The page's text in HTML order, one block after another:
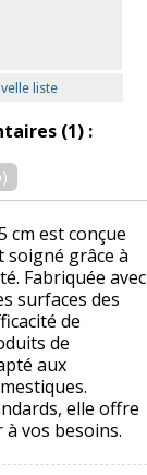
liste
(1) :
cm est conçue
grâce à
Fabriquée avec
surfaces des
de
de
aux
elle offre
vos besoins.